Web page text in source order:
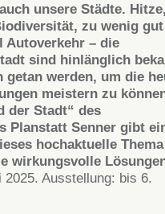
unsere Städte.
zu wenig gut
Autoverkehr – die
sind hinlänglich
getan werden, um die
meistern zu
der Stadt“ des
Planstatt Senner gibt
hochaktuelle
wirkungsvolle
Ausstellung: bis 6.